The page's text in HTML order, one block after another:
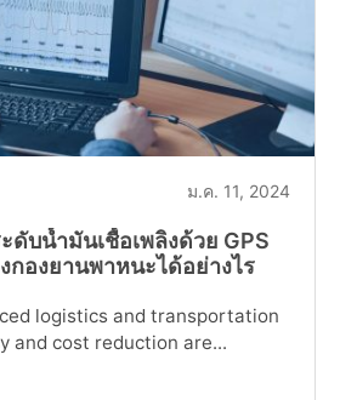
ม.ค. 11, 2024
ดับน้ำมันเชื้อเพลิงด้วย GPS
องยานพาหนะได้อย่างไร
logistics and transportation
and cost reduction are...